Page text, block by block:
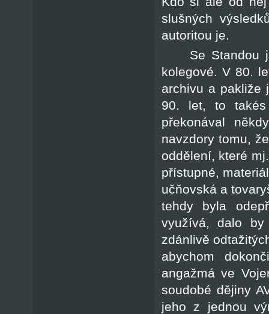
slušných
autoritou je.
Se Standou
kolegové. V 80.
archivu a pakliže
90. let, to
překonával
navzdory tomu,
oddělení, které
přístupné,
učňovská a
tehdy byla
využívá, dalo
zdánlivě
abychom
angažmá ve
soudobé dějiny
jeho z jednou